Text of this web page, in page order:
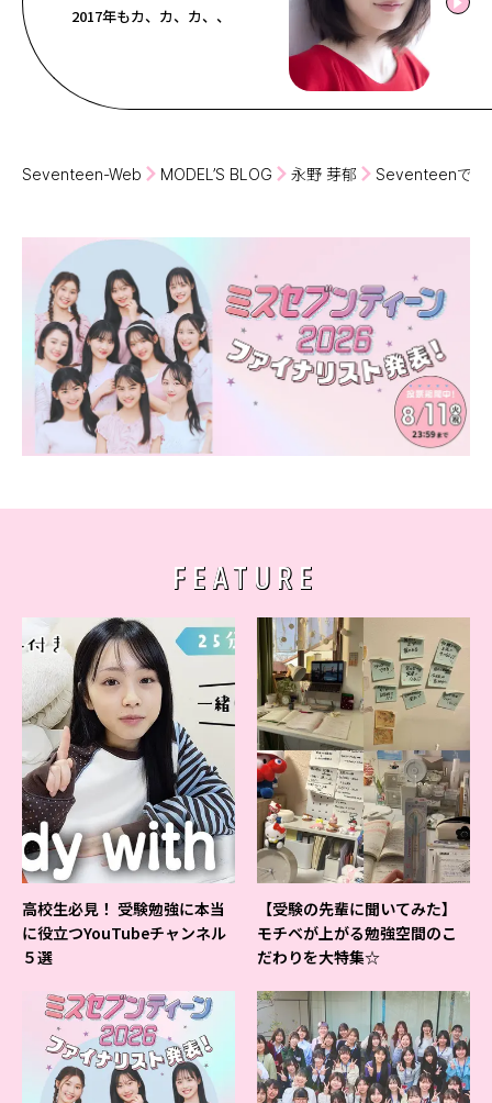
2017年もカ、カ、カ、、
Seventeen-Web MODEL’S BLOG 永野 芽郁 Seventeenでっ
FEATURE
高校生必見！ 受験勉強に本当
に役立つYouTubeチャンネル
５選
【受験の先輩に聞いてみた】
モチベが上がる勉強空間のこ
だわりを大特集☆